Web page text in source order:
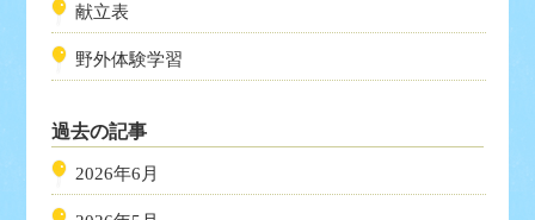
献立表
野外体験学習
過去の記事
2026年6月